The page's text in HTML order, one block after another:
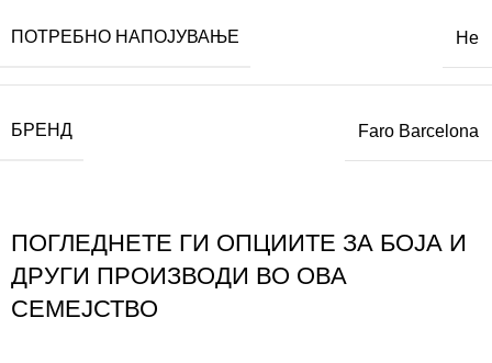
ПОТРЕБНО НАПОЈУВАЊЕ Не
БРЕНД Faro Barcelona
ПОГЛЕДНЕТЕ ГИ ОПЦИИТЕ ЗА БОЈА И
ДРУГИ ПРОИЗВОДИ ВО ОВА
СЕМЕЈСТВО